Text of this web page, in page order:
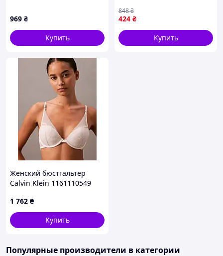
969 ₴
Купить
пуш ап, Бюстгальтер без
косточек без застежек, LEV
424 ₴
848₴
Купить
Женский бюстгальтер
Calvin Klein 1161110549
1 762 ₴
Купить
Популярные производители в категории